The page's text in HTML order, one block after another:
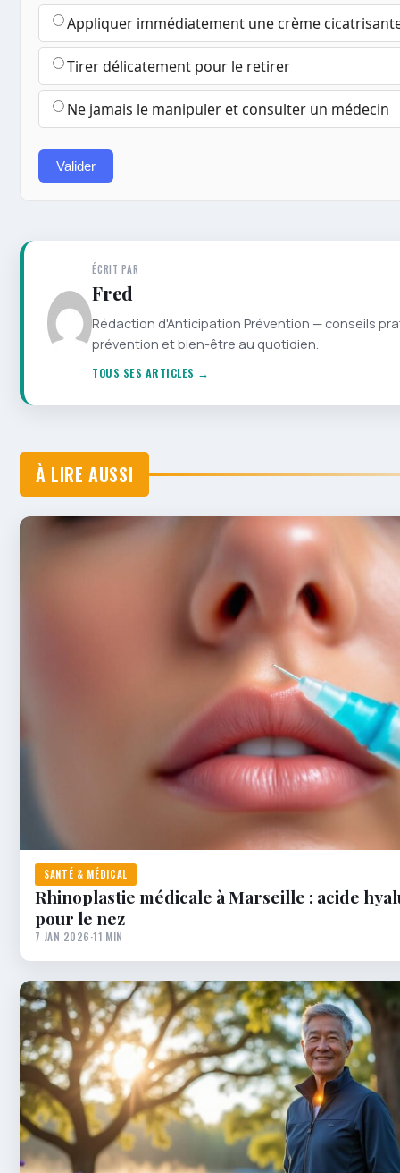
Appliquer immédiatement une crème
Tirer délicatement pour le retirer
Ne jamais le manipuler et consulter un médecin
Valider
ÉCRIT PAR
Fred
Rédaction d'Anticipation Prévention — conseils
prévention et bien-être au quotidien.
TOUS SES ARTICLES →
À LIRE AUSSI
SANTÉ & MÉDICAL
Rhinoplastie médicale à Marseille : acide
pour le nez
7 JAN 2026·11 MIN